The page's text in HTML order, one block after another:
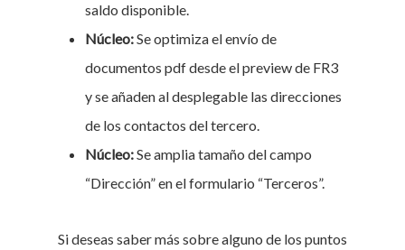
saldo disponible.
Núcleo:Se optimiza el envío de
documentos pdf desde el preview de FR3
y se añaden al desplegable las direcciones
de los contactos del tercero.
Núcleo:Se amplia tamaño del campo
“Dirección” en el formulario “Terceros”.
Si deseas saber más sobre alguno de los puntos